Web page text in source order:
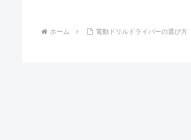
ホーム 電動ドリルドライバーの選び方